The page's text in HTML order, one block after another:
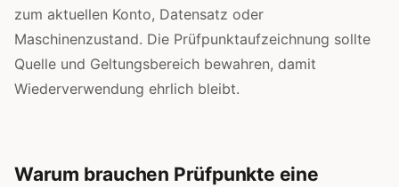
zum aktuellen Konto, Datensatz oder
Maschinenzustand. Die Prüfpunktaufzeichnung sollte
Quelle und Geltungsbereich bewahren, damit
Wiederverwendung ehrlich bleibt.
Warum brauchen Prüfpunkte eine